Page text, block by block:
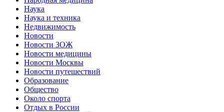
Наука
Наука и техника
Недвижимость
Новости
Новости ЗОЖ
Новости медицины
Новости Москвы
Новости путешествий
Образование
Общество
Около спорта
Отдых в России